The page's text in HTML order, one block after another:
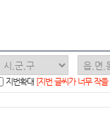
지번확대 [지번 글씨가 너무 작